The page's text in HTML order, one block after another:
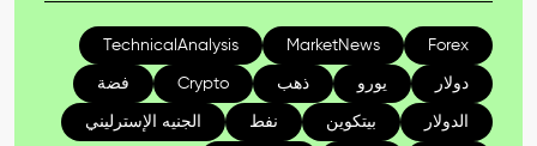
Forex
MarketNews
TechnicalAnalysis
دولار يورو ذهب Crypto فضة
الدولار بيتكوين نفط الجنيه الإسترليني